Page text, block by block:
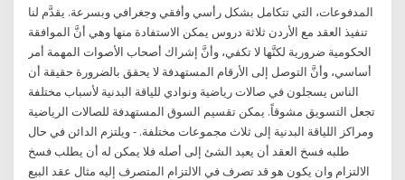
المدفوعات، التي تتكامل بشكل رأسي وأفقي وجغرافي وبسرعة. يقدَّم لنا
تنفيذ العقد مع الأردن ثلاثة دروس يمكن الاستفادة منها وهي أنَّ الموافقة
الحكومية ضرورية لكنَّها لا تكفي، وأنَّ إشراك أصحاب الأصوات المهمة أمر
أساسي، وأنَّ التوصل إلى الأرقام المستهدفة لا يحقق بالضرورة حقيقة أن
الناس يسجلون في صالات رياضية ونوادي للياقة البدنية لأسباب مختلفة
تجعل التسويق مشوقاً. يمكن تقسيم السوق المستهدفة للصالات الرياضية
ومراكز اللياقة البدنية إلى ثلاث مجموعات مختلفة. - ويلتزم الدائن في حال
طلبه فسخ العقد أن يعيد الشئ إلى أصله فلا يمكن له أن يطلب فسخ
الالتزام وان يكون هو قد تصرف في الالتزام المتصرف إليه مثال عقد البيع